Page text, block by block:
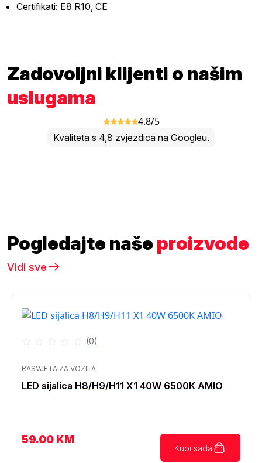
Certifikati: E8 R10, CE
Zadovoljni klijenti o našim
uslugama
4.8/5
Kvaliteta s 4,8 zvjezdica na Googleu.
Pogledajte naše proizvode
Vidi sve
(0)
RASVJETA ZA VOZILA
LED sijalica H8/H9/H11 X1 40W 6500K AMIO
59.00 KM
Kupi sada